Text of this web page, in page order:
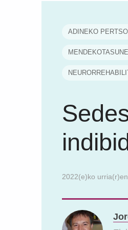
ADINEKO
2022(e)ko